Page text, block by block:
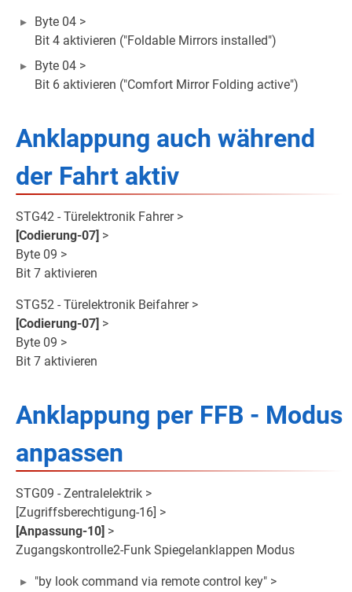
Byte 04 >
Bit 4 aktivieren ("Foldable Mirrors installed")
Byte 04 >
Bit 6 aktivieren ("Comfort Mirror Folding active")
Anklappung auch während
der Fahrt aktiv
STG42 - Türelektronik Fahrer >
[Codierung-07] >
Byte 09 >
Bit 7 aktivieren
STG52 - Türelektronik Beifahrer >
[Codierung-07] >
Byte 09 >
Bit 7 aktivieren
Anklappung per FFB - Modus
anpassen
STG09 - Zentralelektrik >
[Zugriffsberechtigung-16] >
[Anpassung-10] >
Zugangskontrolle2-Funk Spiegelanklappen Modus
"by look command via remote control key" >